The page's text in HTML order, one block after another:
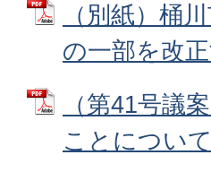
（別紙）桶
の一部を改
（第41号議
ことについ